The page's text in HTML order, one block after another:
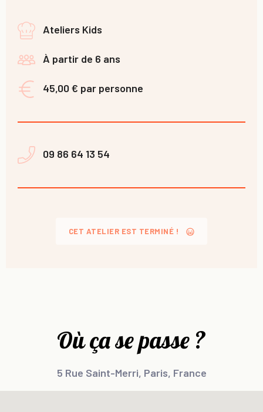
Ateliers Kids
À partir de 6 ans
45,00 € par personne
09 86 64 13 54
CET ATELIER EST TERMINÉ !
Où ça se passe ?
5 Rue Saint-Merri, Paris, France